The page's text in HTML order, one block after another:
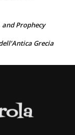
Prophecy
Grecia